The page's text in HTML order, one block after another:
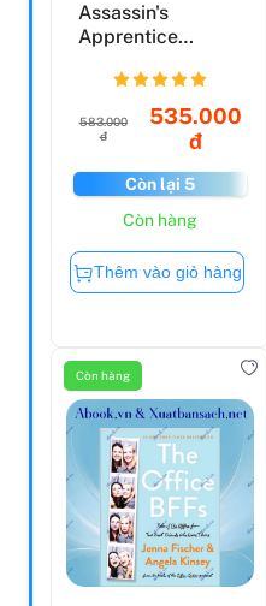
Assassin's
Apprentice
Novel
583.000
đ
535.000
đ
Còn lại 5
Còn hàng
Thêm vào giỏ hàng
Còn hàng